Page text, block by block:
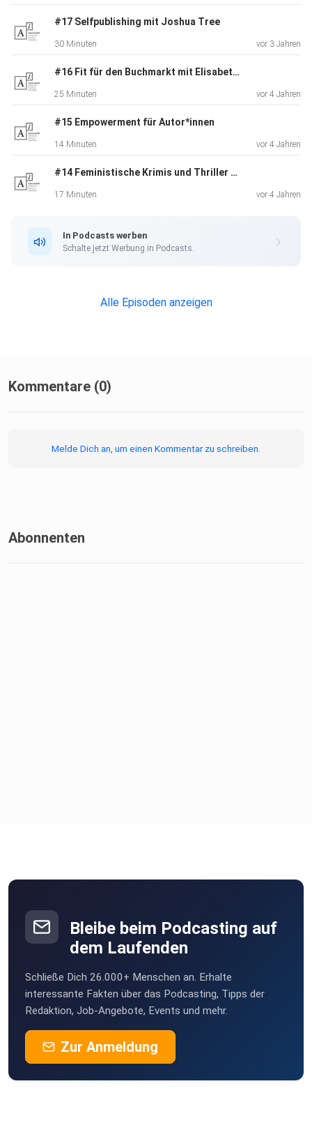
#17 Selfpublishing mit Joshua Tree
30 Minuten vor 3 Jahren
#16 Fit für den Buchmarkt mit Elisabeth Botros
25 Minuten vor 4 Jahren
#15 Empowerment für Autor*innen
14 Minuten vor 4 Jahren
#14 Feministische Krimis und Thriller mit Simone Buchholz
17 Minuten vor 4 Jahren
In Podcasts werben
Schalte jetzt Werbung in Podcasts.
Alle Episoden anzeigen
Kommentare (0)
Melde Dich an, um einen Kommentar zu schreiben.
Abonnenten
Bleibe beim Podcasting auf
dem Laufenden
Schließe Dich 26.000+ Menschen an. Erhalte
interessante Fakten über das Podcasting, Tipps der
Redaktion, Job-Angebote, Events und mehr.
Zur Anmeldung